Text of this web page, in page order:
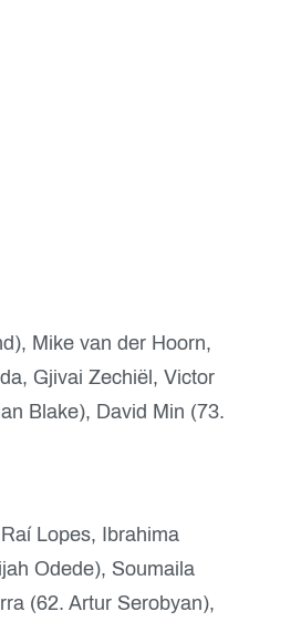
Mike van der Hoorn,
Gjivai Zechiël, Victor
Blake), David Min (73.
Lopes, Ibrahima
Odede), Soumaila
(62. Artur Serobyan),